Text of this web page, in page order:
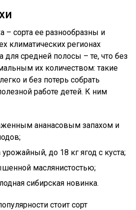
– сорта ее разнообразны и
климатических регионах
для средней полосы – те, что без
их количеством: такие
и без потерь собрать
работе детей. К ним
ананасовым запахом и
до 18 кг ягод с куста;
маслянистостью;
сибирская новинка.
стоит сорт